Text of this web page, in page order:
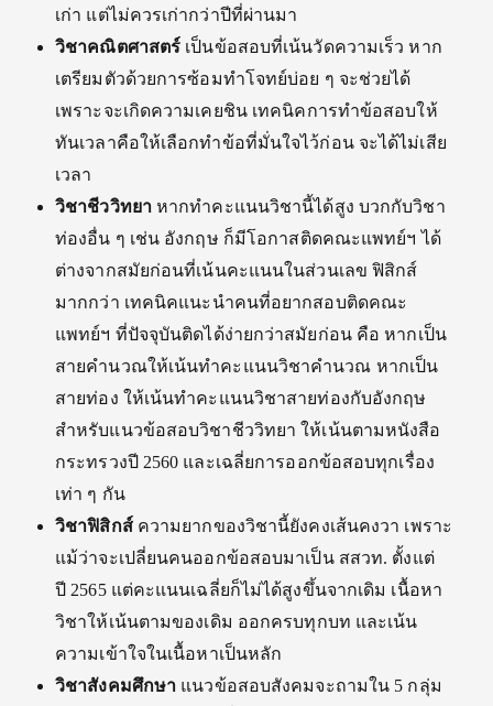
เก่า แต่ไม่ควรเก่ากว่าปีที่ผ่านมา
วิชาคณิตศาสตร์ เป็นข้อสอบที่เน้นวัดความเร็ว หาก
เตรียมตัวด้วยการซ้อมทำโจทย์บ่อย ๆ จะช่วยได้
เพราะจะเกิดความเคยชิน เทคนิคการทำข้อสอบให้
ทันเวลาคือให้เลือกทำข้อที่มั่นใจไว้ก่อน จะได้ไม่เสีย
เวลา
วิชาชีววิทยาหากทำคะแนนวิชานี้ได้สูง บวกกับวิชา
ท่องอื่น ๆ เช่น อังกฤษ ก็มีโอกาสติดคณะแพทย์ฯ ได้
ต่างจากสมัยก่อนที่เน้นคะแนนในส่วนเลข ฟิสิกส์
มากกว่า เทคนิคแนะนำคนที่อยากสอบติดคณะ
แพทย์ฯ ที่ปัจจุบันติดได้ง่ายกว่าสมัยก่อน คือ หากเป็น
สายคำนวณให้เน้นทำคะแนนวิชาคำนวณ หากเป็น
สายท่อง ให้เน้นทำคะแนนวิชาสายท่องกับอังกฤษ
สำหรับแนวข้อสอบวิชาชีววิทยา ให้เน้นตามหนังสือ
กระทรวงปี 2560 และเฉลี่ยการออกข้อสอบทุกเรื่อง
เท่า ๆ กัน
วิชาฟิสิกส์ความยากของวิชานี้ยังคงเส้นคงวา เพราะ
แม้ว่าจะเปลี่ยนคนออกข้อสอบมาเป็น สสวท. ตั้งแต่
ปี 2565 แต่คะแนนเฉลี่ยก็ไม่ได้สูงขึ้นจากเดิม เนื้อหา
วิชาให้เน้นตามของเดิม ออกครบทุกบท และเน้น
ความเข้าใจในเนื้อหาเป็นหลัก
วิชาสังคมศึกษา แนวข้อสอบสังคมจะถามใน 5 กลุ่ม